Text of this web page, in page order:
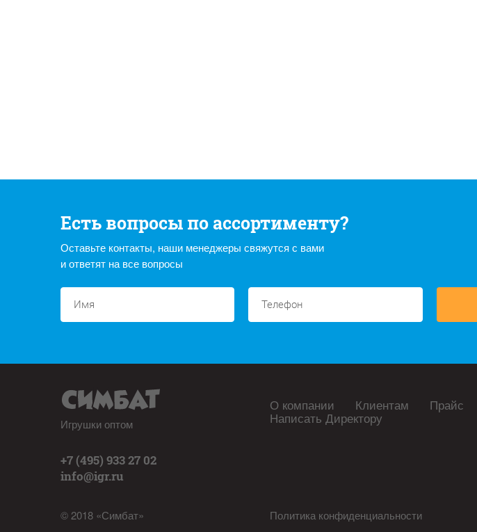
Есть вопросы по ассортименту?
Оставьте контакты, наши менеджеры свяжутся с вами
и ответят на все вопросы
Игрушки оптом
+7 (495) 933 27 02
info@igr.ru
© 2018 «Симбат»
О компании Клиентам Прайс
Написать Директору
Политика конфиденциальности